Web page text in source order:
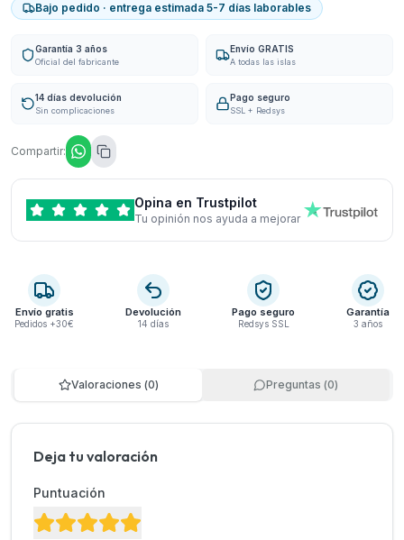
Bajo pedido · entrega estimada 5-7 días laborables
Garantía 3 años
Oficial del fabricante
Envío GRATIS
A todas las islas
14 días devolución
Sin complicaciones
Pago seguro
SSL + Redsys
Compartir:
Opina en Trustpilot
Tu opinión nos ayuda a mejorar
Envío gratis
Pedidos +30€
Devolución
14 días
Pago seguro
Redsys SSL
Garantía
3 años
Valoraciones (0) Preguntas (0)
Deja tu valoración
Puntuación